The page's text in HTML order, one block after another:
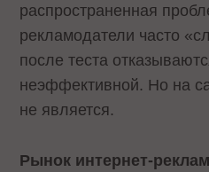
распространенная
рекламодатели часто
после теста
неэффективной. Но на
не является.
Рынок интернет-